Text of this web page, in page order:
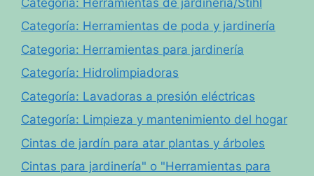
Categoría: Herramientas de poda y jardinería
Categoria: Herramientas para jardinería
Categoría: Hidrolimpiadoras
Categoría: Lavadoras a presión eléctricas
Categoría: Limpieza y mantenimiento del hogar
Cintas de jardín para atar plantas y árboles
Cintas para jardinería" o "Herramientas para